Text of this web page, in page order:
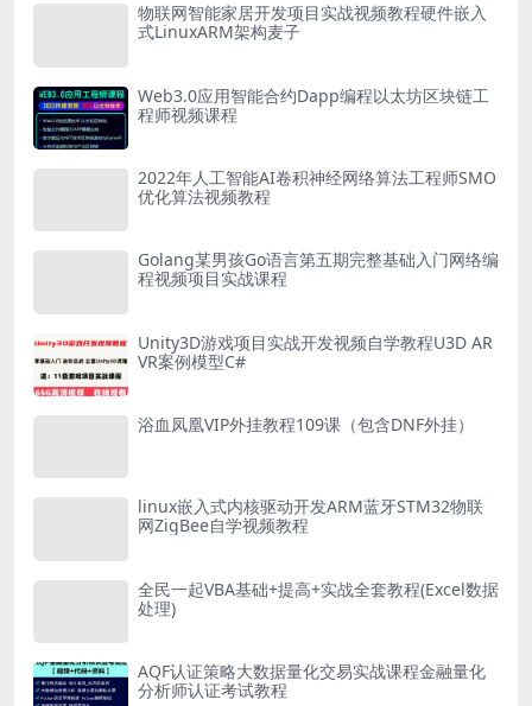
物联网智能家居开发项目实战视频教程硬件嵌入
式LinuxARM架构麦子
Web3.0应用智能合约Dapp编程以太坊区块链工
程师视频课程
2022年人工智能AI卷积神经网络算法工程师SMO
优化算法视频教程
Golang某男孩Go语言第五期完整基础入门网络编
程视频项目实战课程
Unity3D游戏项目实战开发视频自学教程U3D AR
VR案例模型C#
浴血凤凰VIP外挂教程109课（包含DNF外挂）
linux嵌入式内核驱动开发ARM蓝牙STM32物联
网ZigBee自学视频教程
全民一起VBA基础+提高+实战全套教程(Excel数据
处理)
AQF认证策略大数据量化交易实战课程金融量化
分析师认证考试教程